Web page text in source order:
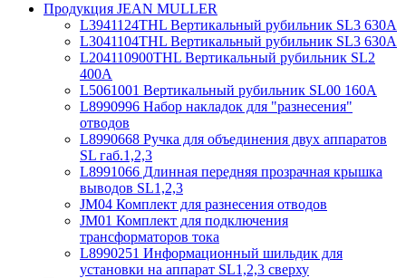
Продукция JEAN MULLER
L3941124THL Вертикальный рубильник SL3 630А
L3041104THL Вертикальный рубильник SL3 630А
L204110900THL Вертикальный рубильник SL2
400А
L5061001 Вертикальный рубильник SL00 160А
L8990996 Набор накладок для "разнесения"
отводов
L8990668 Ручка для объединения двух аппаратов
SL габ.1,2,3
L8991066 Длинная передняя прозрачная крышка
выводов SL1,2,3
JM04 Комплект для разнесения отводов
JM01 Комплект для подключения
трансформаторов тока
L8990251 Информационный шильдик для
установки на аппарат SL1,2,3 сверху